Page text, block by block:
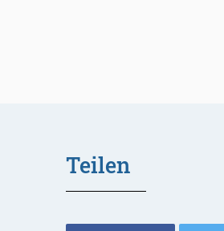
Teilen